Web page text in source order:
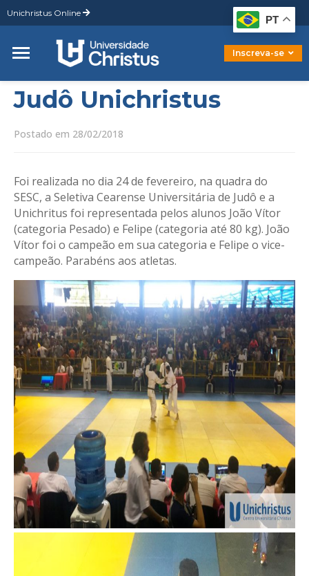
Unichristus Online
Inscreva-se
Graduação
Pós-Graduação
Mestrado
Doutorado
Judô Unichristus
Postado em 28/02/2018
Foi realizada no dia 24 de fevereiro, na quadra do
SESC, a Seletiva Cearense Universitária de Judô e a
Unichritus foi representada pelos alunos João Vítor
(categoria Pesado) e Felipe (categoria até 80 kg). João
Vítor foi o campeão em sua categoria e Felipe o vice-
campeão. Parabéns aos atletas.
PT